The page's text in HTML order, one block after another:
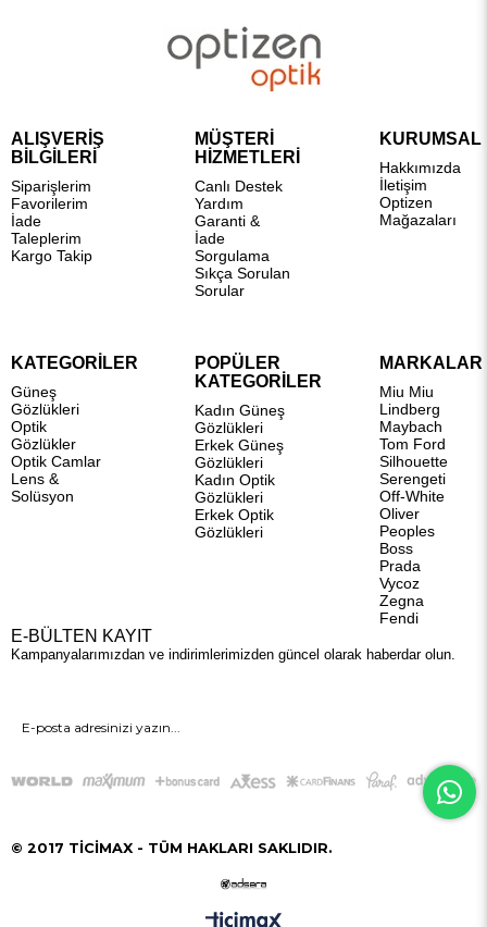
ALIŞVERİŞ
BİLGİLERİ
Siparişlerim
Favorilerim
İade
Taleplerim
Kargo Takip
MÜŞTERİ
HİZMETLERİ
Canlı Destek
Yardım
Garanti &
İade
Sorgulama
Sıkça Sorulan
Sorular
KURUMSAL
Hakkımızda
İletişim
Optizen
Mağazaları
KATEGORİLER
Güneş
Gözlükleri
Optik
Gözlükler
Optik Camlar
Lens &
Solüsyon
POPÜLER
KATEGORİLER
Kadın Güneş
Gözlükleri
Erkek Güneş
Gözlükleri
Kadın Optik
Gözlükleri
Erkek Optik
Gözlükleri
MARKALAR
Miu Miu
Lindberg
Maybach
Tom Ford
Silhouette
Serengeti
Off-White
Oliver
Peoples
Boss
Prada
Vycoz
Zegna
Fendi
E-BÜLTEN KAYIT
Kampanyalarımızdan ve indirimlerimizden güncel olarak haberdar olun.
GÖNDER
© 2017 TİCİMAX - TÜM HAKLARI SAKLIDIR.